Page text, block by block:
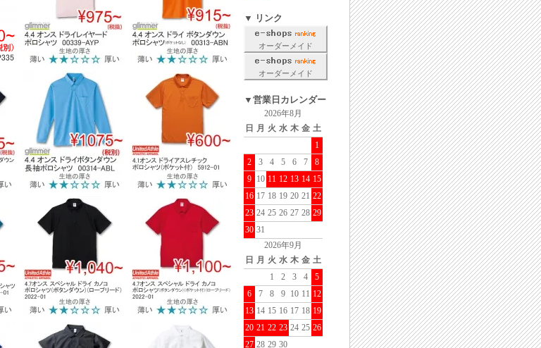
▼ リンク
オーダーメイド
オーダーメイド
▼営業日カレンダー
2026年8月
日
月 火 水 木 金 土
1
2
3 4 5 6 7
8
9 10 11 12 13 14 15
16 17 18 19 20 21 22
23 24 25 26 27 28 29
30 31
2026年9月
日
月 火 水 木 金 土
1
2 3 4
5
6
7 8 9 10 11 12
13 14 15 16 17 18 19
20 21 22 23 24 25 26
27 28 29 30